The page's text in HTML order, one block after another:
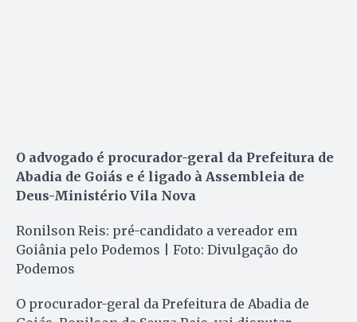
O advogado é procurador-geral da Prefeitura de
Abadia de Goiás e é ligado à Assembleia de
Deus-Ministério Vila Nova
Ronilson Reis: pré-candidato a vereador em
Goiânia pelo Podemos | Foto: Divulgação do
Podemos
O procurador-geral da Prefeitura de Abadia de